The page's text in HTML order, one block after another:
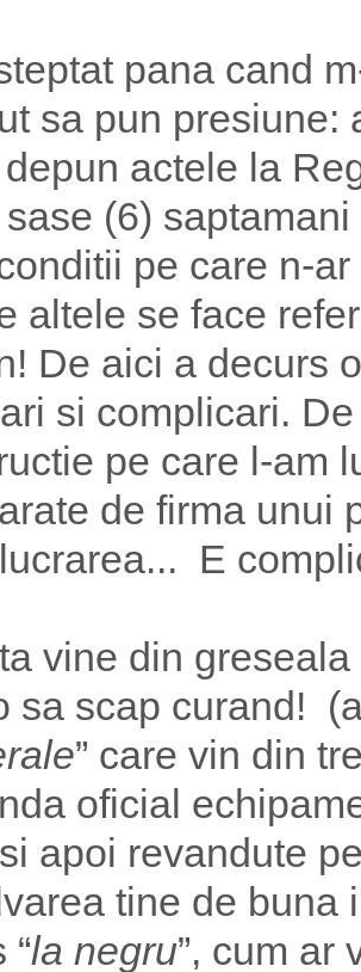
pana cand
sa pun presiune:
actele la
(6)
pe care n-
altele se face
De aici a decurs
si complicari.
pe care l-am
de firma unui
E
vine din
sa scap curand!
” care vin din
oficial
apoi revandute
tine de buna
“la negru”, cum ar